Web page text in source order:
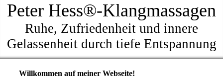
Peter Hess®-Klangmassagen
Ruhe, Zufriedenheit und innere
Gelassenheit durch tiefe Entspannung
Willkommen auf meiner Webseite!